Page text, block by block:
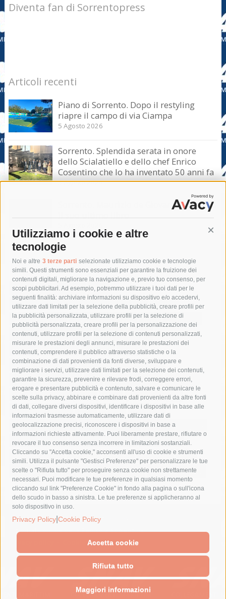
Utilizziamo i cookie e altre
tecnologie
Noi e altre 3 terze parti selezionate utilizziamo cookie e tecnologie
simili. Questi strumenti sono essenziali per garantire la fruizione dei
contenuti digitali, migliorare la navigazione e, previo tuo consenso, per
scopi pubblicitari. Ad esempio, potremmo utilizzare i tuoi dati per le
seguenti finalità: archiviare informazioni su dispositivo e/o accedervi,
utilizzare dati limitati per la selezione della pubblicità, creare profili per
la pubblicità personalizzata, utilizzare profili per la selezione di
pubblicità personalizzata, creare profili per la personalizzazione dei
contenuti, utilizzare profili per la selezione di contenuti personalizzati,
misurare le prestazioni degli annunci, misurare le prestazioni dei
contenuti, comprendere il pubblico attraverso statistiche o la
combinazione di dati provenienti da fonti diverse, sviluppare e
migliorare i servizi, utilizzare dati limitati per la selezione dei contenuti,
garantire la sicurezza, prevenire e rilevare frodi, correggere errori,
erogare e presentare pubblicità e contenuto, salvare e comunicare le
scelte sulla privacy, abbinare e combinare dati provenienti da altre fonti
di dati, collegare diversi dispositivi, identificare i dispositivi in base alle
informazioni trasmesse automaticamente, utilizzare dati di
geolocalizzazione precisi, riconoscere i dispositivi in base a
informazioni richieste attivamente. Puoi liberamente prestare, rifiutare o
revocare il tuo consenso senza incorrere in limitazioni sostanziali.
Cliccando su "Accetta cookie," acconsenti all'uso di cookie e strumenti
simili. Utilizza il pulsante "Gestisci Preferenze" per personalizzare le tue
scelte o "Rifiuta tutto" per proseguire senza cookie non strettamente
necessari. Puoi modificare le tue preferenze in qualsiasi momento
cliccando sul link "Preferenze Cookie" in fondo alla pagina o sull'icona
dello scudo in basso a sinistra. Le tue preferenze si applicheranno al
solo dispositivo in uso.
Privacy Policy Cookie Policy
Accetta cookie
Rifiuta tutto
Maggiori informazioni
Diventa fan di Sorrentopress
Articoli recenti
Piano di Sorrento. Dopo il restyling
riapre il campo di via Ciampa
5 Agosto 2026
Sorrento. Splendida serata in onore
dello Scialatiello e dello chef Enrico
Cosentino che lo ha inventato 50 anni fa
5 Agosto 2026
Sorrento. Maurizio de Giovanni presenta
il suo ultimo libro
Tag
acqua allerta meteo
anas
area marina protetta di punta campanella
arresto
Asl Napoli 3 sud
capitaneria di porto capri
carabinieri
castellammare di stabia
circumvesuviana
comune di sorrento
concerto
contagi
costiera amalfitana
covid-19 eav
elezioni
fondazione sorrento
gori guardia costiera
incidente
lavori
lorenzo balducelli mare
massa lubrense
massimo coppola
Meta napoli
ordinanza
penisola sorrentina
piano di sorrento
polizia municipale
protezione civile
Regione Campania
sant'agnello
sindaco cuomo
sorrento studenti temporali
treni
turismo
Vico Equense villa fiorentino vincenzo de luca
© 2015 SorrentoPress. All rights reserved.
Il giornale online della Penisola Sorrentina
Cookie Policy